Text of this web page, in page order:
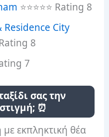
⭐⭐⭐⭐⭐ Rating 8
City
Rating 8
7
σας την
⏰
εκπληκτική θέα